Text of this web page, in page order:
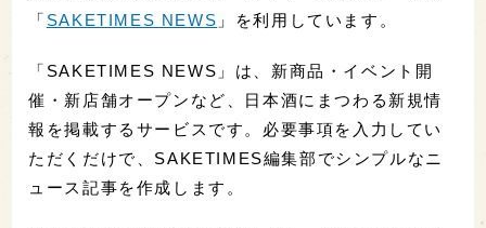
「 SAKETIMES NEWS 」を利用しています。
「SAKETIMES NEWS」は、新商品・イベント開
催・新店舗オープンなど、日本酒にまつわる新規情
報を掲載するサービスです。必要事項を入力してい
ただくだけで、SAKETIMES編集部でシンプルなニ
ュース記事を作成します。